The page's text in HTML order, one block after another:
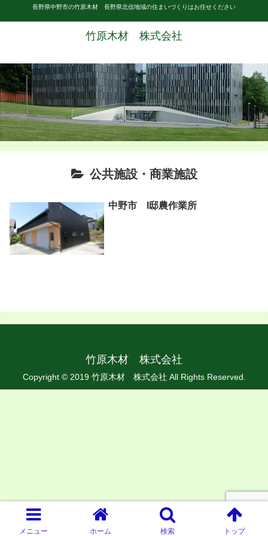
長野県中野市の竹原木材 長野県北信地域の住まいづくりはお任せください
竹原木材 株式会社
公共施設・商業施設
中野市 I邸農作業所
竹原木材 株式会社
Copyright © 2019 竹原木材 株式会社 All Rights Reserved.
メニュー ホーム 検索 トップ